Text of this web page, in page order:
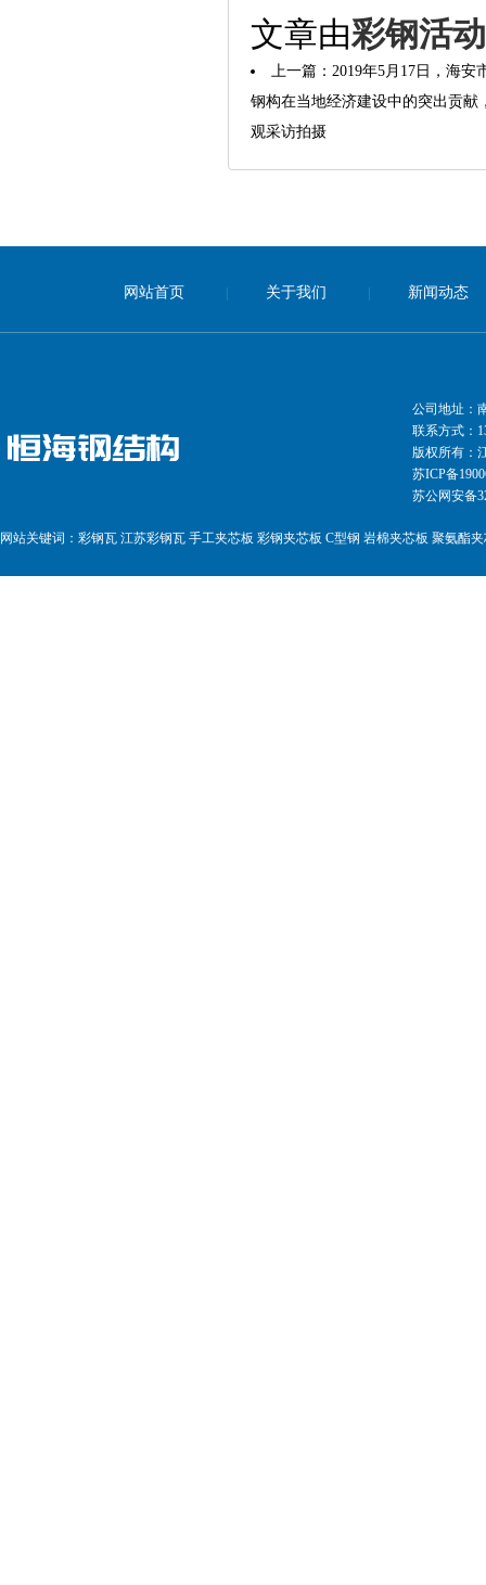
文章由彩钢活
上一篇： 2019年5月17日，海安
钢构在当地经济建设中的突出贡
观采访拍摄
网站首页 关于我们 新闻动态
公司地址：
联系方式：
版权所有：
苏ICP备
苏公网安备
网站关键词：彩钢瓦 江苏彩钢瓦 手工夹芯板 彩钢夹芯板 C型钢 岩棉夹芯板 聚氨酯